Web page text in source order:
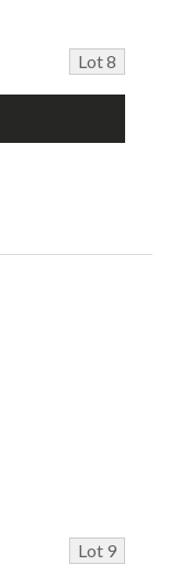
Lot 8
Lot 9